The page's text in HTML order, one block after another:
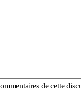
de cette